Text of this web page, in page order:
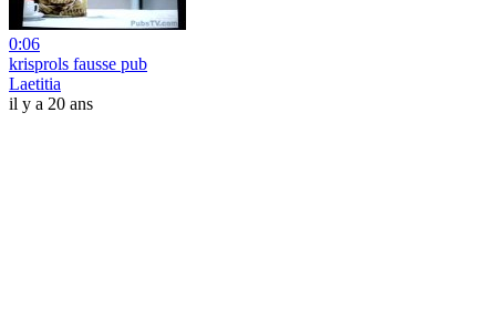
0:06
krisprols fausse pub
Laetitia
il y a 20 ans